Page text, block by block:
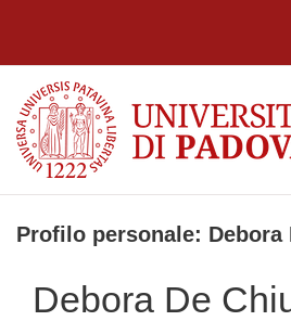
Profilo personale: Debora
Debora De